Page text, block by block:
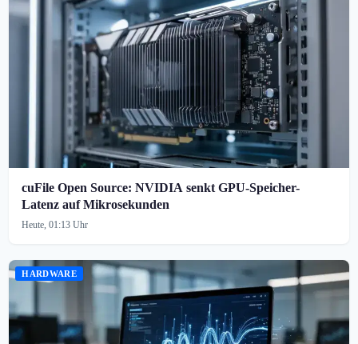
cuFile Open Source: NVIDIA senkt GPU-Speicher-
Latenz auf Mikrosekunden
Heute, 01:13 Uhr
HARDWARE